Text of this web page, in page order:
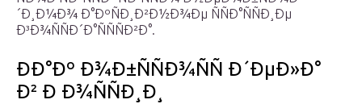
´Ð¸Ð¼Ð¾ Ð°ÐºÑÐ¸Ð²Ð½Ð¾Ðµ ÑÑÐ°ÑÑÐ¸Ðµ
Ð³Ð¾ÑÑÐ´Ð°ÑÑÑÐ²Ð°.
ÐÐ°Ðº Ð¾Ð±ÑÑÐ¾ÑÑ Ð´ÐµÐ»Ð°
Ð² Ð Ð¾ÑÑÐ¸Ð¸